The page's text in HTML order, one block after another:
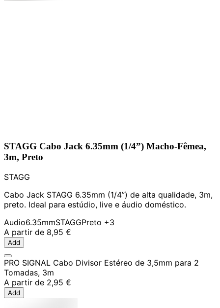
STAGG Cabo Jack 6.35mm (1/4”) Macho-Fêmea,
3m, Preto
STAGG
Cabo Jack STAGG 6.35mm (1/4”) de alta qualidade, 3m,
preto. Ideal para estúdio, live e áudio doméstico.
Audio6.35mmSTAGGPreto +3
A partir de 8,95 €
Add
PRO SIGNAL Cabo Divisor Estéreo de 3,5mm para 2
Tomadas, 3m
A partir de 2,95 €
Add